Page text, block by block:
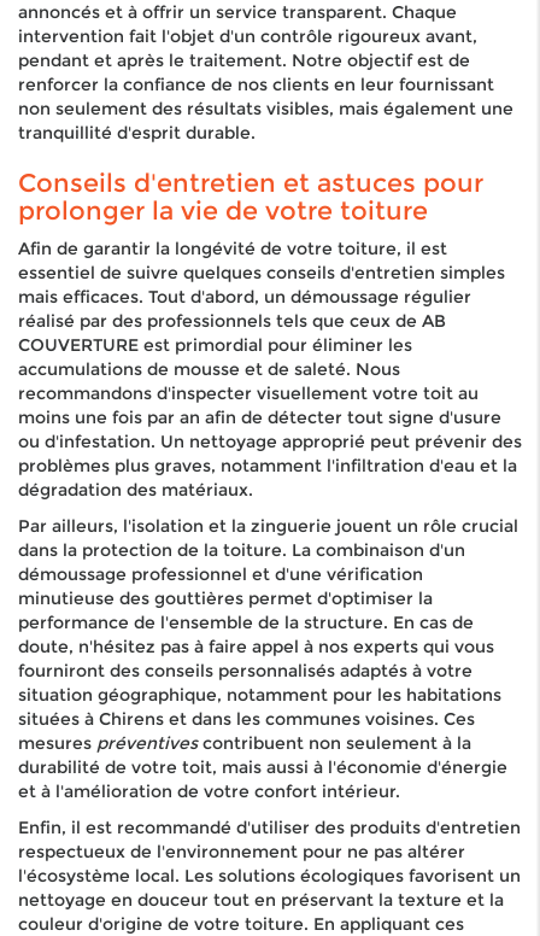
annoncés et à offrir un service transparent. Chaque
intervention fait l'objet d'un contrôle rigoureux avant,
pendant et après le traitement. Notre objectif est de
renforcer la confiance de nos clients en leur fournissant
non seulement des résultats visibles, mais également une
tranquillité d'esprit durable.
Conseils d'entretien et astuces pour
prolonger la vie de votre toiture
Afin de garantir la longévité de votre toiture, il est
essentiel de suivre quelques conseils d'entretien simples
mais efficaces. Tout d'abord, un démoussage régulier
réalisé par des professionnels tels que ceux de AB
COUVERTURE est primordial pour éliminer les
accumulations de mousse et de saleté. Nous
recommandons d'inspecter visuellement votre toit au
moins une fois par an afin de détecter tout signe d'usure
ou d'infestation. Un nettoyage approprié peut prévenir des
problèmes plus graves, notamment l'infiltration d'eau et la
dégradation des matériaux.
Par ailleurs, l'isolation et la zinguerie jouent un rôle crucial
dans la protection de la toiture. La combinaison d'un
démoussage professionnel et d'une vérification
minutieuse des gouttières permet d'optimiser la
performance de l'ensemble de la structure. En cas de
doute, n'hésitez pas à faire appel à nos experts qui vous
fourniront des conseils personnalisés adaptés à votre
situation géographique, notamment pour les habitations
situées à Chirens et dans les communes voisines. Ces
mesures préventivescontribuent non seulement à la
durabilité de votre toit, mais aussi à l'économie d'énergie
et à l'amélioration de votre confort intérieur.
Enfin, il est recommandé d'utiliser des produits d'entretien
respectueux de l'environnement pour ne pas altérer
l'écosystème local. Les solutions écologiques favorisent un
nettoyage en douceur tout en préservant la texture et la
couleur d'origine de votre toiture. En appliquant ces